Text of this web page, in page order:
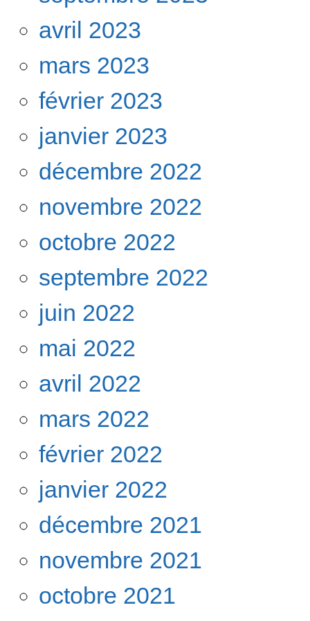
avril 2023
mars 2023
février 2023
janvier 2023
décembre 2022
novembre 2022
octobre 2022
septembre 2022
juin 2022
mai 2022
avril 2022
mars 2022
février 2022
janvier 2022
décembre 2021
novembre 2021
octobre 2021